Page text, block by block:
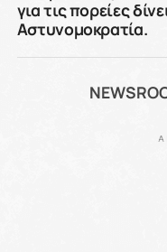
για τις πορείες
Αστυνομοκρατία.